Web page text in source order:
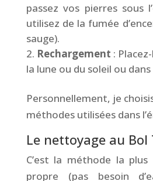
passez vos pierres sous
utilisez de la fumée
sauge).
Rechargement :
la lune ou du soleil ou
Personnellement, je
méthodes utilisées dans
Le nettoyage au
C’est la méthode la
propre (pas besoin